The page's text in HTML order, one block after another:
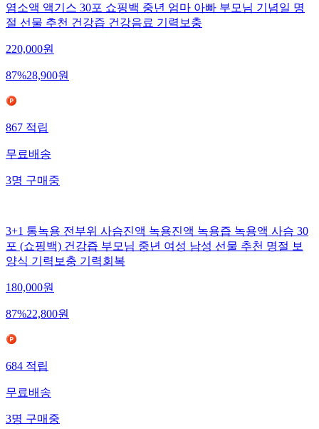
염소액 액기스 30포 쇼핑백 중년 엄마 아빠 부모님 기념일 명
절 선물 추천 건강즙 건강음료 기력보충
220,000원
87%28,900원
867 적립
무료배송
3명 구매중
3+1 통녹용 전부위 사슴진액 녹용진액 녹용즙 녹용액 사슴 30
포 (쇼핑백) 건강즙 부모님 중년 여성 남성 선물 추천 명절 보
양식 기력보충 기력회복
180,000원
87%22,800원
684 적립
무료배송
3명 구매중